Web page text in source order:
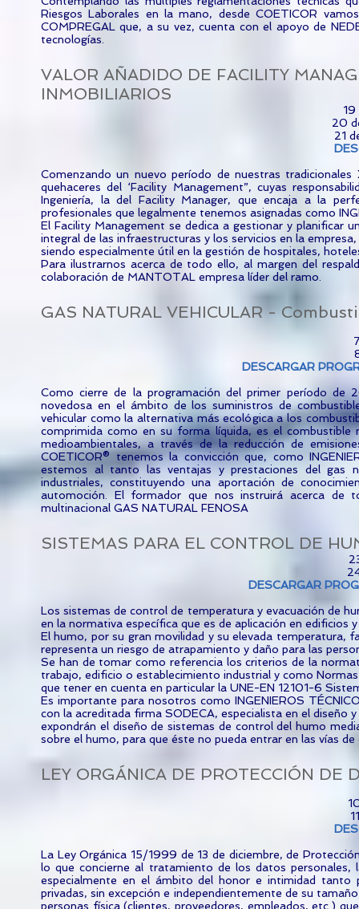
Riesgos Laborales en la mano, desde COETICOR
COMPREGAL que, a su vez, cuenta con el apoyo de
tecnologías.
VALOR AÑADIDO DE FACILITY
INMOBILIARIOS
19
20
21
Comenzando un nuevo período de nuestras
quehaceres del ‘Facility Management”, cuyas
Ingeniería, la del Facility Manager, que encaja a la
profesionales que legalmente tenemos asignadas como
El Facility Management se dedica a gestionar y planificar
integral de las infraestructuras y los servicios en la
siendo especialmente útil en la gestión de hospitales,
Para ilustrarnos acerca de todo ello, al margen del
colaboración de MANTOTAL empresa líder del ramo.
GAS NATURAL VEHICULAR -
DESCARGAR
Como cierre de la programación del primer período de
novedosa en el ámbito de los suministros de
vehicular como la alternativa más ecológica a los
comprimida como en su forma líquida, es el
medioambientales, a través de la reducción de
COETICOR® tenemos la convicción que, como
estemos al tanto las ventajas y prestaciones del gas
industriales, constituyendo una aportación de
automoción. El formador que nos instruirá acerca de
multinacional GAS NATURAL FENOSA
SISTEMAS PARA EL CONTROL DE
DESCARGAR
Los sistemas de control de temperatura y evacuación de
en la normativa específica que es de aplicación en edificios
El humo, por su gran movilidad y su elevada temperatura,
representa un riesgo de atrapamiento y daño para las
Se han de tomar como referencia los criterios de la
trabajo, edificio o establecimiento industrial y como
que tener en cuenta en particular la UNE-EN 12101-6
Es importante para nosotros como INGENIEROS
con la acreditada firma SODECA, especialista en el diseño
expondrán el diseño de sistemas de control del humo
sobre el humo, para que éste no pueda entrar en las vías de
LEY ORGÁNICA DE PROTECCIÓN
La Ley Orgánica 15/1999 de 13 de diciembre, de
lo que concierne al tratamiento de los datos personales,
especialmente en el ámbito del honor e intimidad tanto
privadas, sin excepción e independientemente de su
personas física (clientes, proveedores, empleados, etc.)